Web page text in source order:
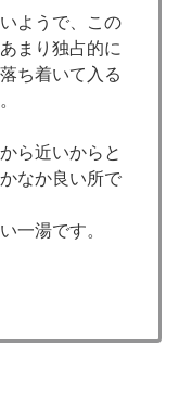
ようで、この
まり独占的に
ち着いて入る
ら近いからと
なか良い所で
一湯です。